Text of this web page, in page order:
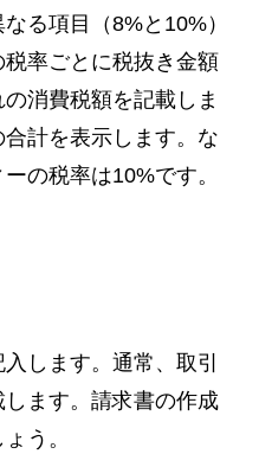
る項目（8%と10%）
率ごとに税抜き金額
消費税額を記載しま
計を表示します。な
の税率は10%です。
します。通常、取引
ます。請求書の作成
う。